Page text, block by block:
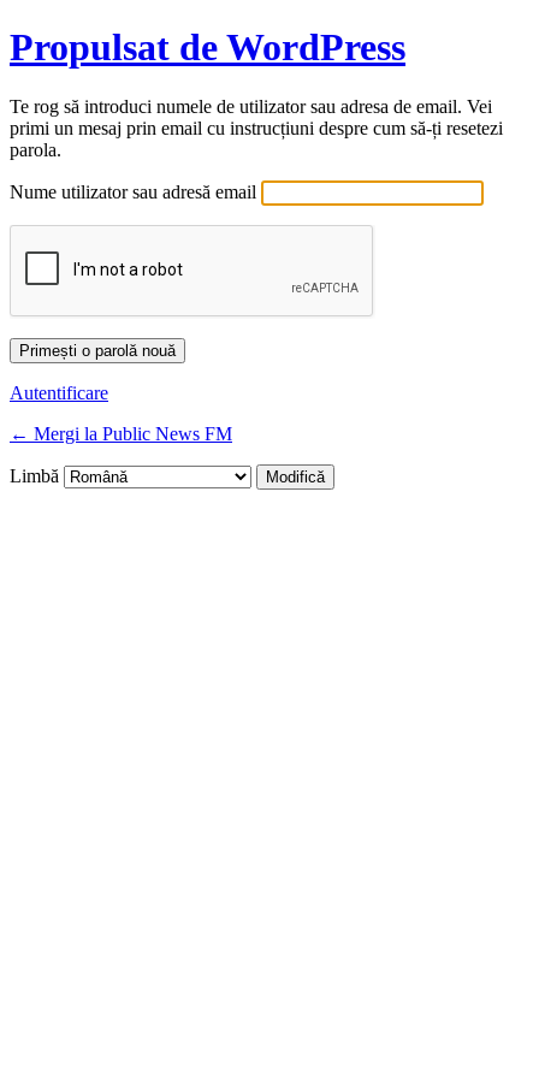
Propulsat de WordPress
Te rog să introduci numele de utilizator sau adresa de email. Vei
primi un mesaj prin email cu instrucțiuni despre cum să-ți resetezi
parola.
Nume utilizator sau adresă email
Autentificare
← Mergi la Public News FM
Limbă